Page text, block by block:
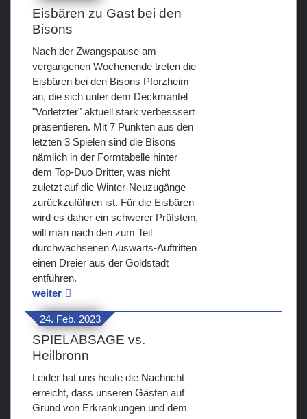
Eisbären zu Gast bei den
Bisons
Nach der Zwangspause am
vergangenen Wochenende treten die
Eisbären bei den Bisons Pforzheim
an, die sich unter dem Deckmantel
"Vorletzter" aktuell stark verbesssert
präsentieren. Mit 7 Punkten aus den
letzten 3 Spielen sind die Bisons
nämlich in der Formtabelle hinter
dem Top-Duo Dritter, was nicht
zuletzt auf die Winter-Neuzugänge
zurückzuführen ist. Für die Eisbären
wird es daher ein schwerer Prüfstein,
will man nach den zum Teil
durchwachsenen Auswärts-Auftritten
einen Dreier aus der Goldstadt
entführen.
weiter
24. Feb. 2023
SPIELABSAGE vs.
Heilbronn
Leider hat uns heute die Nachricht
erreicht, dass unseren Gästen auf
Grund von Erkrankungen und dem